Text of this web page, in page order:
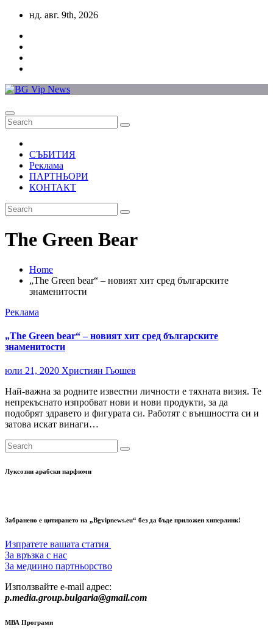
Skip
content
нд. авг. 9th, 2026
СЪБИТИЯ
Реклама
ПАРТНЬОРИ
КОНТАКТ
The Green Bear
Home
„The Green bear“ – новият хит сред българските
знаменитости
Реклама
„The Green bear“ – новият хит сред българските
знаменитости
юли 21, 2020 Християн Гьошев
Най-важна за родните известни личности е тяхната визия. Те
непрекъснато изпробват нови и нови продукти, за да
подобрят здравето и фигурата си. Работят с външността си и
затова искат винаги…
Луксозни арабски парфюми
Забранено е цитирането на „Bgvipnews.eu“ без да бъде приложен хиперлинк!
Изпратете вашата статия
За връзка с нас
За медиино партньорство
Използвайте e-mail адрес:
p.media.group.bulgaria@gmail.com
МВА Програми